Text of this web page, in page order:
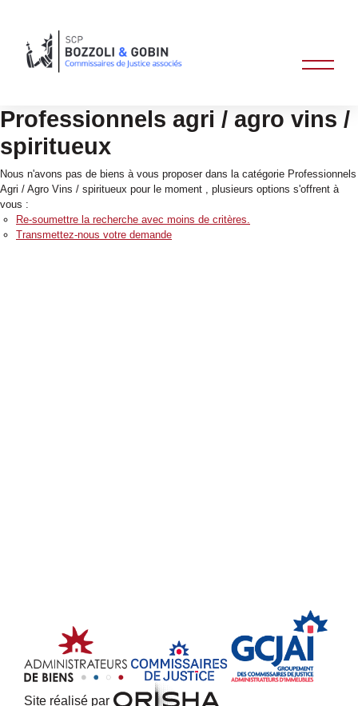
Professionnels agri / agro vins /
spiritueux
Nous n'avons pas de biens à vous proposer dans la catégorie Professionnels
Agri / Agro Vins / spiritueux pour le moment , plusieurs options s'offrent à
vous :
Re-soumettre la recherche avec moins de critères.
Transmettez-nous votre demande
Site réalisé par